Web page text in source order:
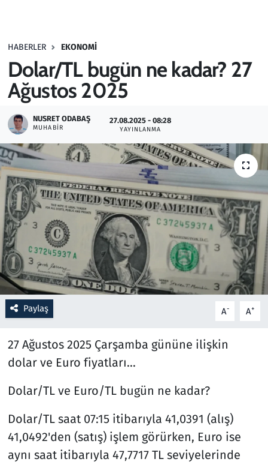
HABERLER EKONOMI
Dolar/TL bugün ne kadar? 27
Ağustos 2025
NUSRET ODABAŞ
MUHABIR
27.08.2025 - 08:28
YAYINLANMA
Paylaş A- A+
27 Ağustos 2025 Çarşamba gününe ilişkin
dolar ve Euro fiyatları...
Dolar/TL ve Euro/TL bugün ne kadar?
Dolar/TL saat 07:15 itibarıyla 41,0391 (alış)
41,0492'den (satış) işlem görürken, Euro ise
aynı saat itibarıyla 47,7717 TL seviyelerinde
Haber
Kültür Sanat
Kurumsal Haberler
Lezzet Durağı
Memur ve Kamu
Otomobil
Oyun
Ramazan
Resmi İlanlar
Sağlık
Savunma Sanayi
Seçim 2023
Spor